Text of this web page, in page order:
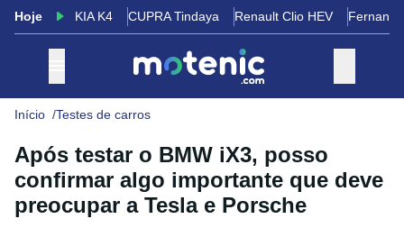
Hoje KIA K4 CUPRA Tindaya Renault Clio HEV
Início Testes de carros
Após testar o BMW iX3, posso
confirmar algo importante que deve
preocupar a Tesla e Porsche